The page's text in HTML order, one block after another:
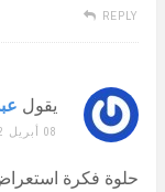
REPLY
يقول
08 أبريل 2012 الساعة 1:30 م
حلوة فكرة